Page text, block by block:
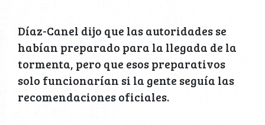
Díaz-Canel dijo que las autoridades se
habían preparado para la llegada de la
tormenta, pero que esos preparativos
solo funcionarían si la gente seguía las
recomendaciones oficiales.